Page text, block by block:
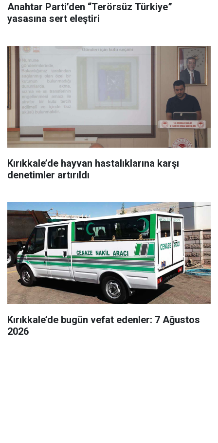
Anahtar Parti’den “Terörsüz Türkiye”
yasasına sert eleştiri
Kırıkkale’de hayvan hastalıklarına karşı
denetimler artırıldı
Kırıkkale’de bugün vefat edenler: 7 Ağustos
2026